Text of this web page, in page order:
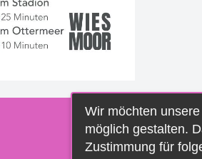
Wir möchten
möglich gestalten.
Zustimmung für